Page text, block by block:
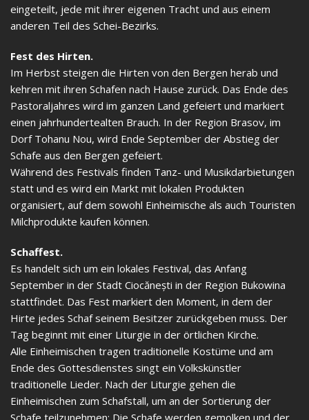
eingeteilt, jede mit ihrer eigenen Tracht und aus einem
anderen Teil des Schei-Bezirks.
Fest des Hirten.
Im Herbst steigen die Hirten von den Bergen herab und
kehren mit ihren Schafen nach Hause zurück. Das Ende des
Pastoraljahres wird im ganzen Land gefeiert und markiert
einen jahrhundertealten Brauch. In der Region Brasov, im
Dorf Tohanu Nou, wird Ende September der Abstieg der
Schafe aus den Bergen gefeiert.
Während des Festivals finden Tanz- und Musikdarbietungen
statt und es wird ein Markt mit lokalen Produkten
organisiert, auf dem sowohl Einheimische als auch Touristen
Milchprodukte kaufen können.
Schaffest.
Es handelt sich um ein lokales Festival, das Anfang
September in der Stadt Ciocănești in der Region Bukowina
stattfindet. Das Fest markiert den Moment, in dem der
Hirte jedes Schaf seinem Besitzer zurückgeben muss. Der
Tag beginnt mit einer Liturgie in der örtlichen Kirche.
Alle Einheimischen tragen traditionelle Kostüme und am
Ende des Gottesdienstes singt ein Volkskünstler
traditionelle Lieder. Nach der Liturgie gehen die
Einheimischen zum Schafstall, um an der Sortierung der
Schafe teilzunehmen: Die Schafe werden gemolken und der